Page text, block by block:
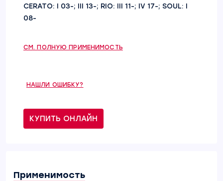
CERATO: I 03-; III 13-; RIO: III 11-; IV 17-; SOUL: I
08-
СМ. ПОЛНУЮ ПРИМЕНИМОСТЬ
НАШЛИ ОШИБКУ?
КУПИТЬ ОНЛАЙН
Применимость